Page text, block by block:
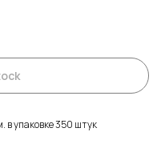
в упаковке 350 штук